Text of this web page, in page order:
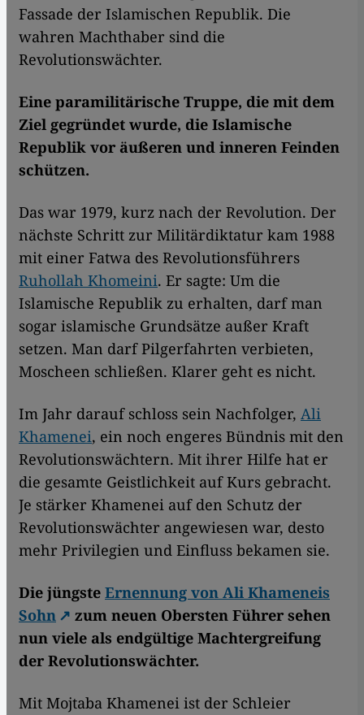
Fassade der Islamischen Republik. Die
wahren Machthaber sind die
Revolutionswächter.
Eine paramilitärische Truppe, die mit dem
Ziel gegründet wurde, die Islamische
Republik vor äußeren und inneren Feinden
schützen.
Das war 1979, kurz nach der Revolution. Der
nächste Schritt zur Militärdiktatur kam 1988
mit einer Fatwa des Revolutionsführers
Ruhollah Khomeini. Er sagte: Um die
Islamische Republik zu erhalten, darf man
sogar islamische Grundsätze außer Kraft
setzen. Man darf Pilgerfahrten verbieten,
Moscheen schließen. Klarer geht es nicht.
Im Jahr darauf schloss sein Nachfolger, Ali
Khamenei, ein noch engeres Bündnis mit den
Revolutionswächtern. Mit ihrer Hilfe hat er
die gesamte Geistlichkeit auf Kurs gebracht.
Je stärker Khamenei auf den Schutz der
Revolutionswächter angewiesen war, desto
mehr Privilegien und Einfluss bekamen sie.
Die jüngste Ernennung von Ali Khameneis
Sohn
zum neuen Obersten Führer sehen
nun viele als endgültige Machtergreifung
der Revolutionswächter.
Mit Mojtaba Khamenei ist der Schleier